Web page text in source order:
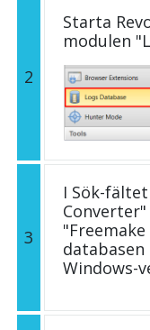
2
Starta
modulen
3
I Sök-
Windows-